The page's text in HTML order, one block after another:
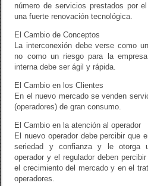
número de servicios prestados por
una fuerte renovación tecnológica.
El Cambio de Conceptos
La interconexión debe verse como
no como un riesgo para la
interna debe ser ágil y rápida.
El Cambio en los Clientes
En el nuevo mercado se venden
(operadores) de gran consumo.
El Cambio en la atención al operador
El nuevo operador debe percibir que
seriedad y confianza y le otorga
operador y el regulador deben
el crecimiento del mercado y en el
operadores.